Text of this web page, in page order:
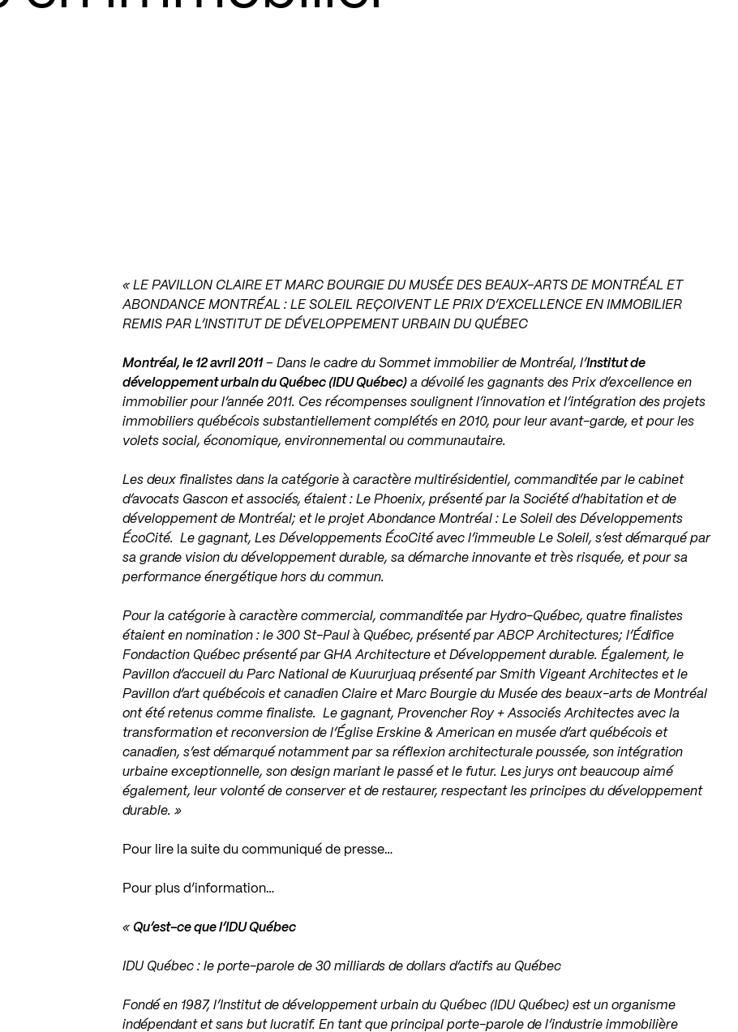
« LE PAVILLON CLAIRE ET MARC BOURGIE DU MUSÉE DES BEAUX-ARTS DE MONTRÉAL ET
ABONDANCE MONTRÉAL : LE SOLEIL REÇOIVENT LE PRIX D’EXCELLENCE EN IMMOBILIER
REMIS PAR L’INSTITUT DE DÉVELOPPEMENT URBAIN DU QUÉBEC
Montréal, le 12 avril 2011 – Dans le cadre du Sommet immobilier de Montréal, l’Institut de
développement urbain du Québec (IDU Québec) a dévoilé les gagnants des Prix d’excellence en
immobilier pour l’année 2011. Ces récompenses soulignent l’innovation et l’intégration des projets
immobiliers québécois substantiellement complétés en 2010, pour leur avant-garde, et pour les
volets social, économique, environnemental ou communautaire.
Les deux finalistes dans la catégorie à caractère multirésidentiel, commanditée par le cabinet
d’avocats Gascon et associés, étaient : Le Phoenix, présenté par la Société d’habitation et de
développement de Montréal; et le projet Abondance Montréal : Le Soleil des Développements
ÉcoCité. Le gagnant, Les Développements ÉcoCité avec l’immeuble Le Soleil, s’est démarqué par
sa grande vision du développement durable, sa démarche innovante et très risquée, et pour sa
performance énergétique hors du commun.
Pour la catégorie à caractère commercial, commanditée par Hydro-Québec, quatre finalistes
étaient en nomination : le 300 St-Paul à Québec, présenté par ABCP Architectures; l’Édifice
Fondaction Québec présenté par GHA Architecture et Développement durable. Également, le
Pavillon d’accueil du Parc National de Kuururjuaq présenté par Smith Vigeant Architectes et le
Pavillon d’art québécois et canadien Claire et Marc Bourgie du Musée des beaux-arts de Montréal
ont été retenus comme finaliste. Le gagnant, Provencher Roy + Associés Architectes avec la
transformation et reconversion de l’Église Erskine & American en musée d’art québécois et
canadien, s’est démarqué notamment par sa réflexion architecturale poussée, son intégration
urbaine exceptionnelle, son design mariant le passé et le futur. Les jurys ont beaucoup aimé
également, leur volonté de conserver et de restaurer, respectant les principes du développement
durable. »
Pour lire la suite du communiqué de presse…
Pour plus d’information…
«Qu’est-ce que l’IDU Québec
IDU Québec : le porte-parole de 30 milliards de dollars d’actifs au Québec
Fondé en 1987, l’Institut de développement urbain du Québec (IDU Québec) est un organisme
indépendant et sans but lucratif. En tant que principal porte-parole de l’industrie immobilière